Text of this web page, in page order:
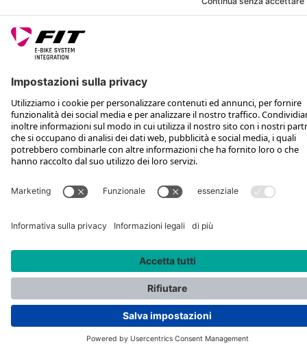
SEGUICI SU
*Prezzo al dettaglio consigliato IVA inclusa più spese di spedizione e TSA